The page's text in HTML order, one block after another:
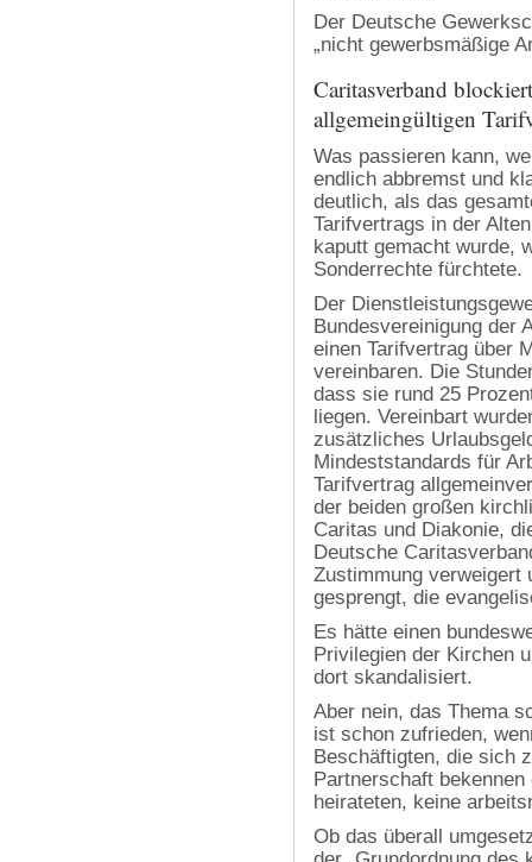
Der Deutsche
„nicht gewerbsmäßige
Caritasverband
allgemeingültigen
Was passieren kann,
endlich abbremst und
deutlich, als das
Tarifvertrags in der
kaputt gemacht wurde,
Sonderrechte fürchtete.
Der
Bundesvereinigung der
einen Tarifvertrag über
vereinbaren. Die
dass sie rund 25
liegen. Vereinbart
zusätzliches
Mindeststandards für
Tarifvertrag
der beiden großen
Caritas und Diakonie,
Deutsche
Zustimmung verweigert
gesprengt, die
Es hätte einen
Privilegien der Kirchen
dort skandalisiert.
Aber nein, das Thema
ist schon zufrieden,
Beschäftigten, die sich
Partnerschaft
heirateten, keine
Ob das überall